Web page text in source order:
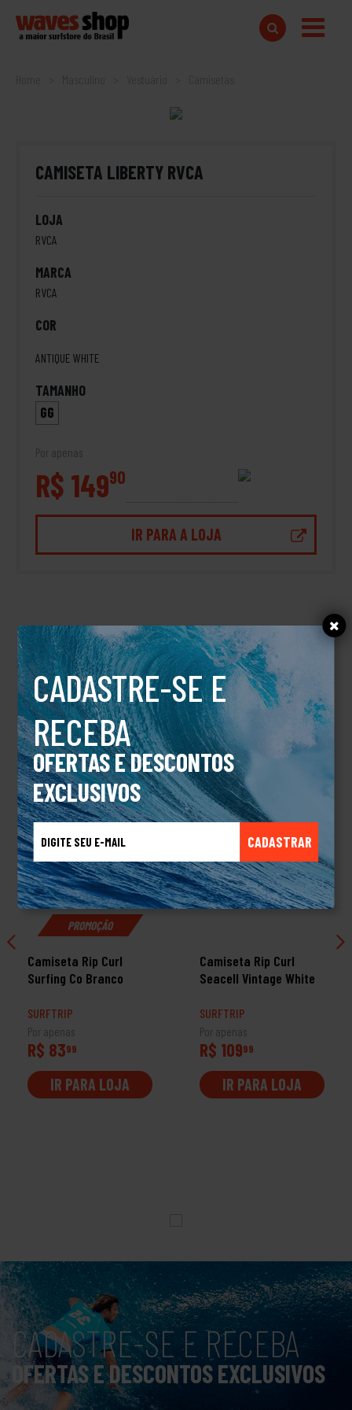
CADASTRE-SE E
RECEBA
OFERTAS E DESCONTOS
EXCLUSIVOS
CADASTRAR
Home Camisetas
CAMISETA LIBERTY RVCA
LOJA
RVCA
MARCA
RVCA
COR
ANTIQUE WHITE
TAMANHO
GG
Por apenas
R$ 14990
IR PARA A LOJA
DESCRIÇÃO
Camiseta Liberty RVCA
TALVEZ VOCÊ TAMBÉM GOSTE
PROMOÇÃO
Camiseta Rip Curl
Surfing Co Branco
SURFTRIP
Por apenas
R$ 8399
IR PARA LOJA
Camiseta Rip Curl
Seacell Vintage White
SURFTRIP
Por apenas
R$ 10999
IR PARA LOJA
CADASTRE-SE E RECEBA
OFERTAS E DESCONTOS EXCLUSIVOS